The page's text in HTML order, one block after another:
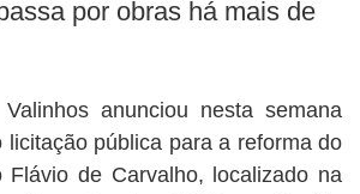
por obras há mais de
anunciou nesta semana
licitação pública para a reforma do
Flávio de Carvalho, localizado na